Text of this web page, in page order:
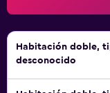
Habitación doble,
desconocido